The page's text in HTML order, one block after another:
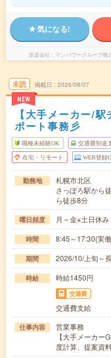
気になる!
派遣会社 マンパワーグループ
未読
NEW
掲載日 2026/08/07
【大手メーカー/
ポート事務彡
職種未経験OK 交通費別途
在宅・リモート WEB登録
勤務地
札幌市北区
さっぽろ駅から
ら徒歩8分
曜日頻度 月～金※土日休み
時間 8:45～17:30(実
期間 2026/10/上旬～
時給 時給1450円
交通費
交通費支給
仕事内容
営業事務
【大手メーカー
度計算、提案資